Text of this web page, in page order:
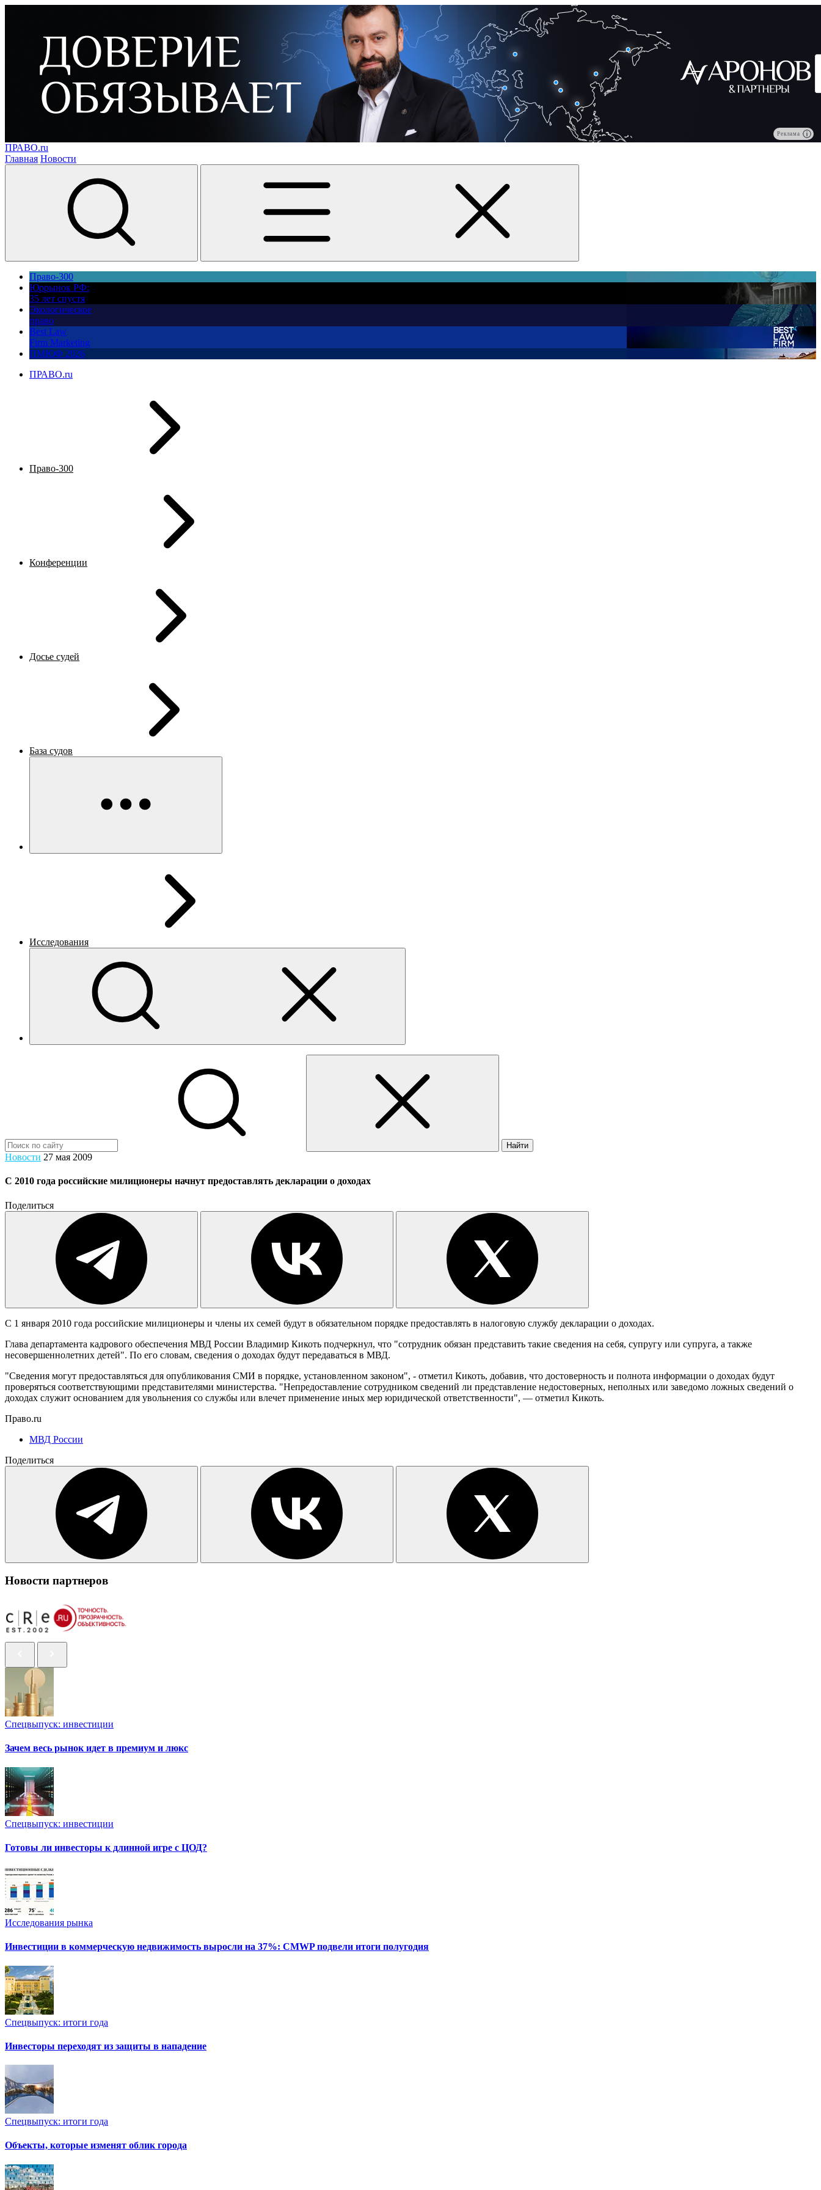
Реклама
ПРАВО.ru
Главная Новости
Право-300
Юррынок РФ:
35 лет спустя
Экологическое
право
Best Law
Firm Marketing
ПМЮФ 2026
ПРАВО.ru
Право-300
Конференции
Досье судей
База судов
Исследования
Найти
Новости 27 мая 2009
С 2010 года российские милиционеры начнут предоставлять декларации о доходах
Поделиться
С 1 января 2010 года российские милиционеры и члены их семей будут в обязательном порядке предоставлять в налоговую службу декларации о доходах.
Глава департамента кадрового обеспечения МВД России Владимир Кикоть подчеркнул, что "сотрудник обязан представить такие сведения на себя, супругу или супруга, а также
несовершеннолетних детей". По его словам, сведения о доходах будут передаваться в МВД.
"Сведения могут предоставляться для опубликования СМИ в порядке, установленном законом", - отметил Кикоть, добавив, что достоверность и полнота информации о доходах будут
проверяться соответствующими представителями министерства. "Непредоставление сотрудником сведений ли представление недостоверных, неполных или заведомо ложных сведений о
доходах служит основанием для увольнения со службы или влечет применение иных мер юридической ответственности", — отметил Кикоть.
Право.ru
МВД России
Поделиться
Новости партнеров
Спецвыпуск: инвестиции
Зачем весь рынок идет в премиум и люкс
Спецвыпуск: инвестиции
Готовы ли инвесторы к длинной игре с ЦОД?
Исследования рынка
Инвестиции в коммерческую недвижимость выросли на 37%: CMWP подвели итоги полугодия
Спецвыпуск: итоги года
Инвесторы переходят из защиты в нападение
Спецвыпуск: итоги года
Объекты, которые изменят облик города